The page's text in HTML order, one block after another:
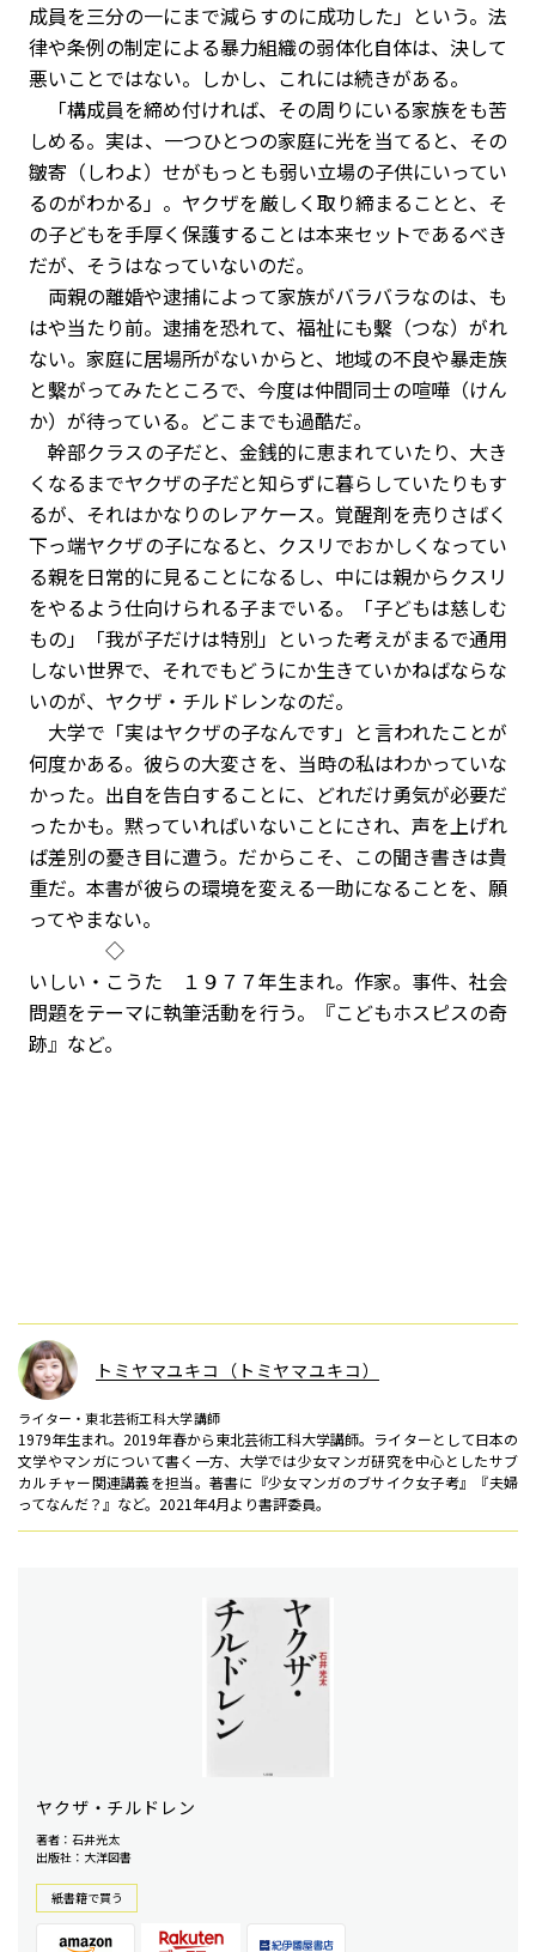
成員を三分の一にまで減らすのに成功した」という。法
律や条例の制定による暴力組織の弱体化自体は、決して
悪いことではない。しかし、これには続きがある。
「構成員を締め付ければ、その周りにいる家族をも苦
しめる。実は、一つひとつの家庭に光を当てると、その
皺寄（しわよ）せがもっとも弱い立場の子供にいってい
るのがわかる」。ヤクザを厳しく取り締まることと、そ
の子どもを手厚く保護することは本来セットであるべき
だが、そうはなっていないのだ。
両親の離婚や逮捕によって家族がバラバラなのは、も
はや当たり前。逮捕を恐れて、福祉にも繫（つな）がれ
ない。家庭に居場所がないからと、地域の不良や暴走族
と繫がってみたところで、今度は仲間同士の喧嘩（けん
か）が待っている。どこまでも過酷だ。
幹部クラスの子だと、金銭的に恵まれていたり、大き
くなるまでヤクザの子だと知らずに暮らしていたりもす
るが、それはかなりのレアケース。覚醒剤を売りさばく
下っ端ヤクザの子になると、クスリでおかしくなってい
る親を日常的に見ることになるし、中には親からクスリ
をやるよう仕向けられる子までいる。「子どもは慈しむ
もの」「我が子だけは特別」といった考えがまるで通用
しない世界で、それでもどうにか生きていかねばならな
いのが、ヤクザ・チルドレンなのだ。
大学で「実はヤクザの子なんです」と言われたことが
何度かある。彼らの大変さを、当時の私はわかっていな
かった。出自を告白することに、どれだけ勇気が必要だ
ったかも。黙っていればいないことにされ、声を上げれ
ば差別の憂き目に遭う。だからこそ、この聞き書きは貴
重だ。本書が彼らの環境を変える一助になることを、願
ってやまない。
◇
いしい・こうた １９７７年生まれ。作家。事件、社会
問題をテーマに執筆活動を行う。『こどもホスピスの奇
跡』など。
トミヤマユキコ（トミヤマユキコ）
ライター・東北芸術工科大学講師
1979年生まれ。2019年春から東北芸術工科大学講師。ライターとして日本の
文学やマンガについて書く一方、大学では少女マンガ研究を中心としたサブ
カルチャー関連講義を担当。著書に『少女マンガのブサイク女子考』『夫婦
ってなんだ？』など。2021年4月より書評委員。
ヤクザ・チルドレン
著者：石井光太
出版社：大洋図書
紙書籍で買う